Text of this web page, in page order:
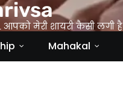
आपको मेरी शायरी कैसी लगी है
Mahakal